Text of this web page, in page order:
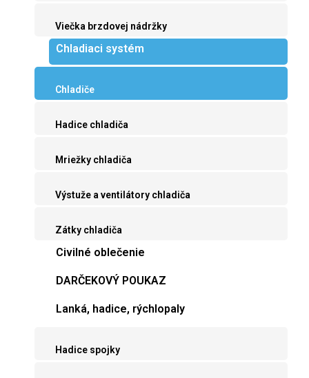
Viečka brzdovej nádržky
Chladiaci systém
Chladiče
Hadice chladiča
Mriežky chladiča
Výstuže a ventilátory chladiča
Zátky chladiča
Civilné oblečenie
DARČEKOVÝ POUKAZ
Lanká, hadice, rýchlopaly
Hadice spojky